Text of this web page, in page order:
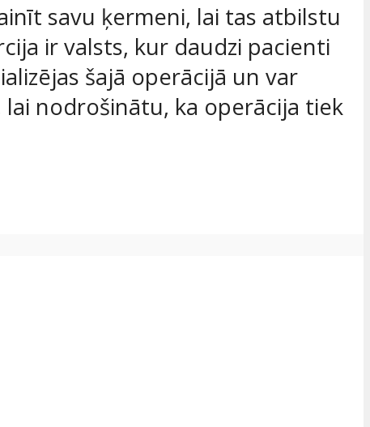
savu ķermeni, lai tas atbilstu
ir valsts, kur daudzi pacienti
šajā operācijā un var
nodrošinātu, ka operācija tiek